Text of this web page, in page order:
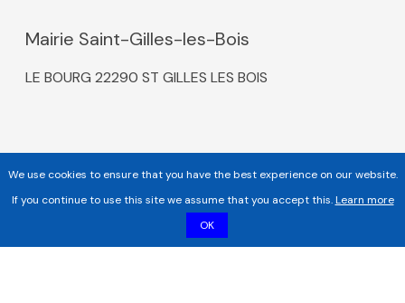
Mairie Saint-Gilles-les-Bois
LE BOURG 22290 ST GILLES LES BOIS
We use cookies to ensure that you have the best experience on our website.
If you continue to use this site we assume that you accept this.Learn more
OK